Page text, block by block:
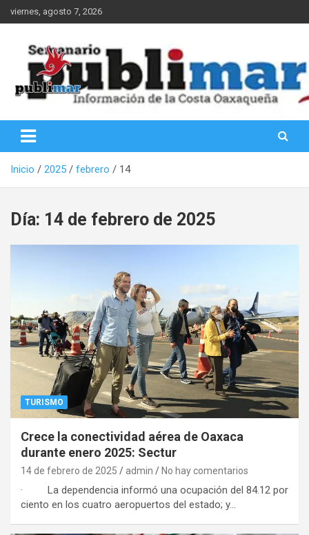
Saltar
al
viernes, agosto 7, 2026
PubliMar
Inicio 2025 febrero 14
Día: 14 de febrero de 2025
TURISMO
Crece la conectividad aérea de Oaxaca
durante enero 2025: Sectur
14 de febrero de 2025 admin No hay comentarios
· La dependencia informó una ocupación del 84.12 por
ciento en los cuatro aeropuertos del estado; y…